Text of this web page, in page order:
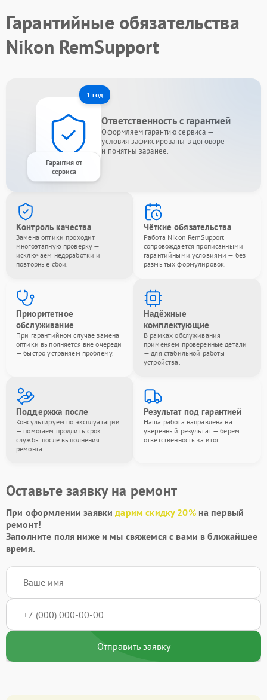
Гарантийные обязательства
Nikon RemSupport
1 год
Гарантия от
сервиса
Ответственность с гарантией
Оформляем гарантию сервиса —
условия зафиксированы в договоре
и понятны заранее.
Контроль качества
Замена оптики проходит
многоэтапную проверку —
исключаем недоработки и
повторные сбои.
Чёткие обязательства
Работа Nikon RemSupport
сопровождается прописанными
гарантийными условиями — без
размытых формулировок.
Приоритетное
обслуживание
При гарантийном случае замена
оптики выполняется вне очереди
— быстро устраняем проблему.
Надёжные
комплектующие
В рамках обслуживания
применяем проверенные детали
— для стабильной работы
устройства.
Поддержка после
Консультируем по эксплуатации
— помогаем продлить срок
службы после выполнения
ремонта.
Результат под гарантией
Наша работа направлена на
уверенный результат — берём
ответственность за итог.
Оставьте заявку на ремонт
При оформлении заявкидарим скидку 20%на первый
ремонт!
Заполните поля ниже и мы свяжемся с вами в ближайшее
время.
Отправить заявку